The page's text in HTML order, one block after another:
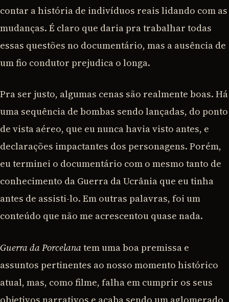
contar a história de indivíduos reais lidando com as
mudanças. É claro que daria pra trabalhar todas
essas questões no documentário, mas a ausência de
um fio condutor prejudica o longa.
Pra ser justo, algumas cenas são realmente boas. Há
uma sequência de bombas sendo lançadas, do ponto
de vista aéreo, que eu nunca havia visto antes, e
declarações impactantes dos personagens. Porém,
eu terminei o documentário com o mesmo tanto de
conhecimento da Guerra da Ucrânia que eu tinha
antes de assisti-lo. Em outras palavras, foi um
conteúdo que não me acrescentou quase nada.
Guerra da Porcelanatem uma boa premissa e
assuntos pertinentes ao nosso momento histórico
atual, mas, como filme, falha em cumprir os seus